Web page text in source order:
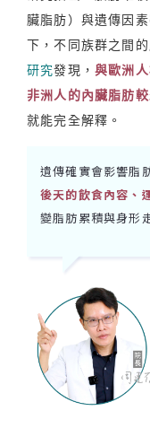
臟脂肪）與遺傳因
下，不同族群之間
研究發現，與歐洲
非洲人的內臟脂肪
就能完全解釋。
遺傳確實會影響脂
後天的飲食內容、
變脂肪累積與身形